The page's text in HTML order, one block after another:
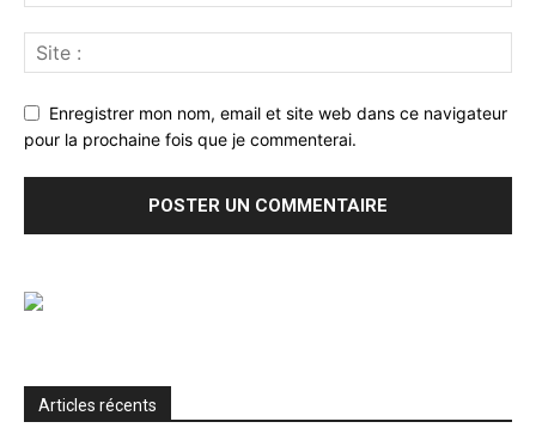
Enregistrer mon nom, email et site web dans ce navigateur
pour la prochaine fois que je commenterai.
Articles récents